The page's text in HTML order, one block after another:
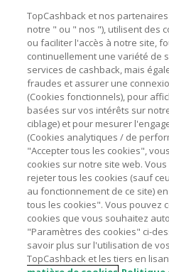
Besoin d'aide ?
Astuces pour économiser
A propos de
Contactez-nous
Mentions légales
Nos sites UK US CN
TopCashback et nos
notre " ou " nos "), utilisent des
ou faciliter l'accès à notre site,
continuellement une variété de
services de cashback, mais
fraudes et assurer une
(Cookies fonctionnels), pour
basées sur vos intérêts sur
ciblage) et pour mesurer
(Cookies analytiques / de
"Accepter tous les cookies",
cookies sur notre site web.
rejeter tous les cookies (sauf
au fonctionnement de ce site)
tous les cookies". Vous pouvez
cookies que vous souhaitez
"Paramètres des cookies" ci-
savoir plus sur l'utilisation de
TopCashback et les tiers en